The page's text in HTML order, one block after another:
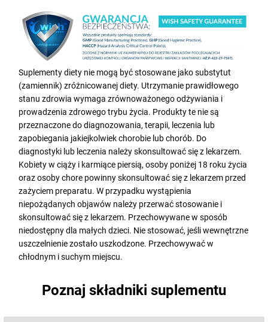
Suplementy diety nie mogą być stosowane jako substytut
(zamiennik) zróżnicowanej diety. Utrzymanie prawidłowego
stanu zdrowia wymaga zrównoważonego odżywiania i
prowadzenia zdrowego trybu życia. Produkty te nie są
przeznaczone do diagnozowania, terapii, leczenia lub
zapobiegania jakiejkolwiek chorobie lub chorób. Do
diagnostyki lub leczenia należy skonsultować się z lekarzem.
Kobiety w ciąży i karmiące piersią, osoby poniżej 18 roku życia
oraz osoby chore powinny skonsultować się z lekarzem przed
zażyciem preparatu. W przypadku wystąpienia
niepożądanych objawów należy przerwać stosowanie i
skonsultować się z lekarzem. Przechowywane w sposób
niedostępny dla małych dzieci. Nie stosować, jeśli wewnętrzne
uszczelnienie zostało uszkodzone. Przechowywać w
chłodnym i suchym miejscu.
Poznaj składniki suplementu